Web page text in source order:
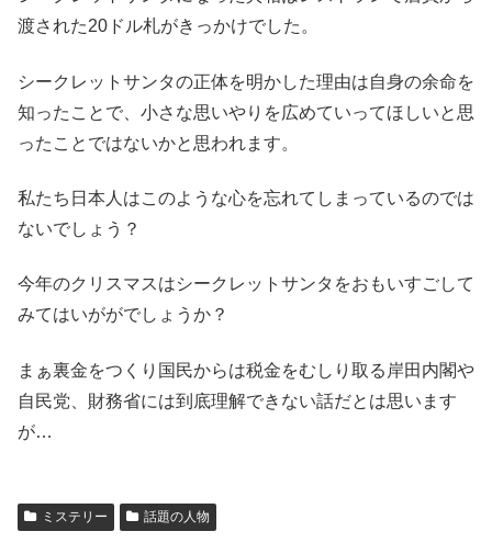
渡された20ドル札がきっかけでした。
シークレットサンタの正体を明かした理由は自身の余命を
知ったことで、小さな思いやりを広めていってほしいと思
ったことではないかと思われます。
私たち日本人はこのような心を忘れてしまっているのでは
ないでしょう？
今年のクリスマスはシークレットサンタをおもいすごして
みてはいががでしょうか？
まぁ裏金をつくり国民からは税金をむしり取る岸田内閣や
自民党、財務省には到底理解できない話だとは思います
が…
ミステリー 話題の人物